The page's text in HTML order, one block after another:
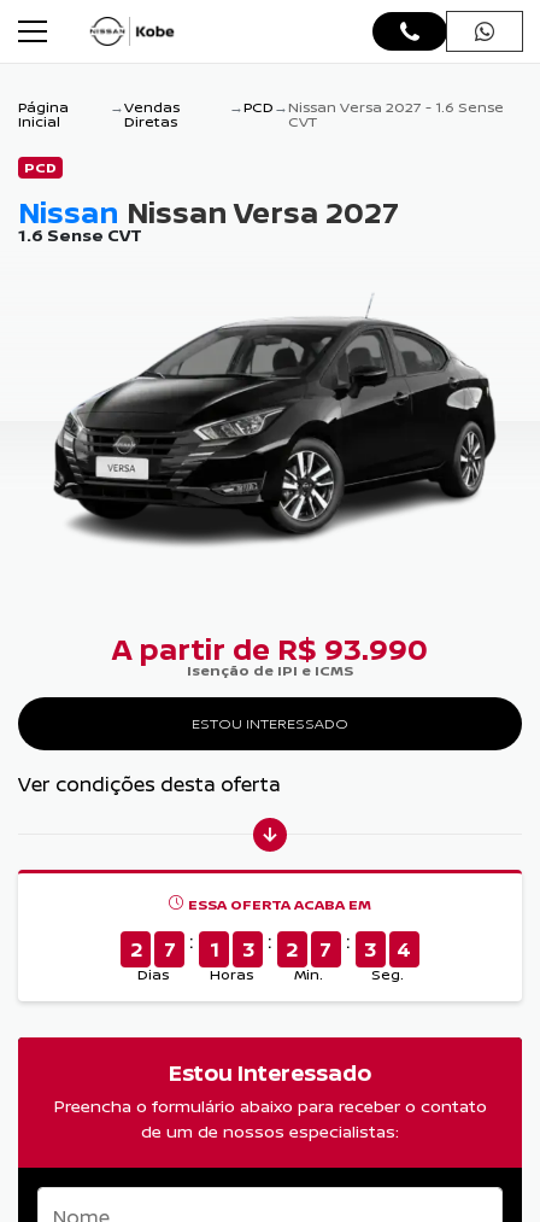
Página
Inicial
Vendas
Diretas
PCD Nissan Versa 2027 - 1.6 Sense
CVT
PCD
Nissan Nissan Versa 2027
1.6 Sense CVT
A partir de R$ 93.990
Isenção de IPI e ICMS
ESTOU INTERESSADO
Ver condições desta oferta
ESSA OFERTA ACABA EM
2 7
Dias
1 3
Horas
2 7
Min.
3 3
Seg.
Estou Interessado
Preencha o formulário abaixo para receber o contato
de um de nossos especialistas: